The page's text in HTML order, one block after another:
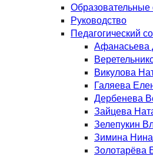
Образовательные
Руководство
Педагогический
Афанасьева
Викулова
Галяева
Дербенева
Зайцева
Зелепукин
Зимина
Золотарёва